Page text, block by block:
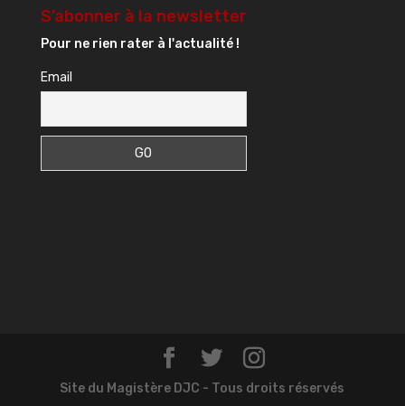
S’abonner à la newsletter
Pour ne rien rater à l'actualité !
Email
Site du Magistère DJC - Tous droits réservés